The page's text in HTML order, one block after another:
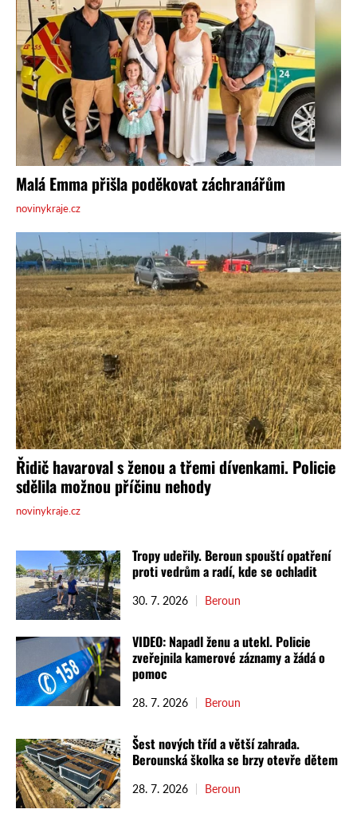
Tropy udeřily. Beroun spouští opatření
proti vedrům a radí, kde se ochladit
30. 7. 2026 Beroun
VIDEO: Napadl ženu a utekl. Policie
zveřejnila kamerové záznamy a žádá o
pomoc
28. 7. 2026 Beroun
Šest nových tříd a větší zahrada.
Berounská školka se brzy otevře dětem
28. 7. 2026 Beroun